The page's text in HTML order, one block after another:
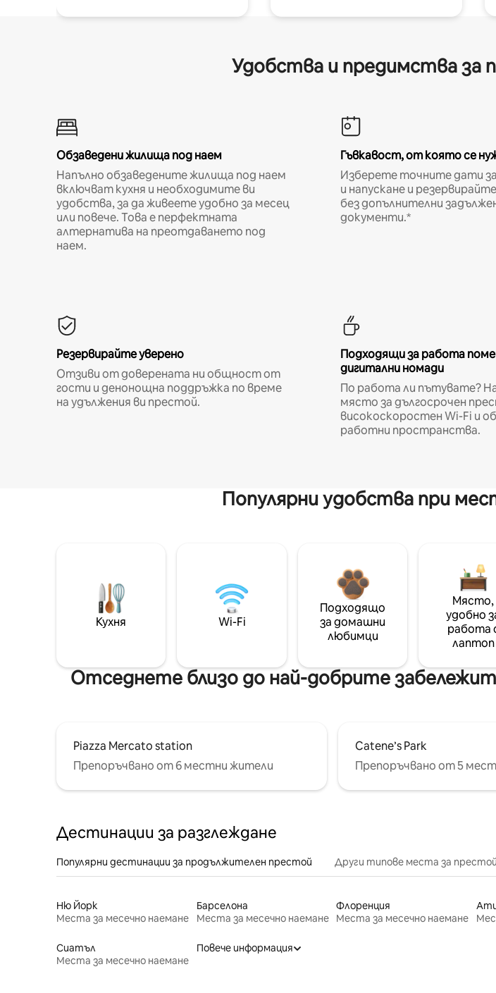
Удобства и предимства за
Обзаведени жилища под наем
Напълно обзаведените жилища под наем
включват кухня и необходимите ви
удобства, за да живеете удобно за месец
или повече. Това е перфектната
алтернатива на преотдаването под
наем.
Гъвкавост, от която се
Изберете точните дати
и напускане и
без допълнителни
документи.*
Резервирайте уверено
Отзиви от доверената ни общност от
гости и денонощна поддръжка по време
на удължения ви престой.
Подходящи за работа
дигитални номади
По работа ли пътувате?
място за дългосрочен
високоскоростен Wi-Fi и
работни пространства.
Популярни удобства при
Кухня Wi-Fi
Подходящо
за домашни
любимци
Място,
удобно
работа
лаптоп
Отседнете близо до най-добрите
Piazza Mercato station
Препоръчвано от 6 местни жители
Catene’s Park
Препоръчвано от 5
Дестинации за разглеждане
Популярни дестинации за продължителен престой Други типове места за престой
Ню Йорк
Места за месечно наемане
Барселона
Места за месечно наемане
Флоренция
Места за месечно наемане
Сиатъл
Места за месечно наемане
Повече информация